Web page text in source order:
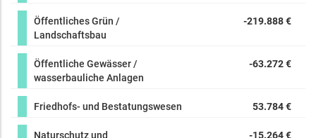
Öffentliches Grün /
Landschaftsbau
-219.888 €
Öffentliche Gewässer /
wasserbauliche Anlagen
-63.272 €
Friedhofs- und Bestatungswesen 53.784 €
Naturschutz und
-15.264 €